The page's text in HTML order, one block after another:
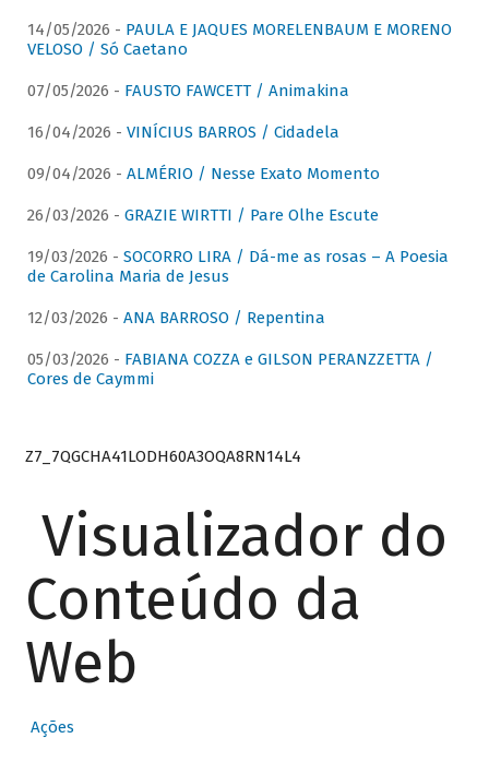
14/05/2026 - PAULA E JAQUES MORELENBAUM E MORENO
VELOSO / Só Caetano
07/05/2026 - FAUSTO FAWCETT / Animakina
16/04/2026 - VINÍCIUS BARROS / Cidadela
09/04/2026 - ALMÉRIO / Nesse Exato Momento
26/03/2026 - GRAZIE WIRTTI / Pare Olhe Escute
19/03/2026 - SOCORRO LIRA / Dá-me as rosas – A Poesia
de Carolina Maria de Jesus
12/03/2026 - ANA BARROSO / Repentina
05/03/2026 - FABIANA COZZA e GILSON PERANZZETTA /
Cores de Caymmi
Z7_7QGCHA41LODH60A3OQA8RN14L4
Visualizador do
Conteúdo da
Web
Ações